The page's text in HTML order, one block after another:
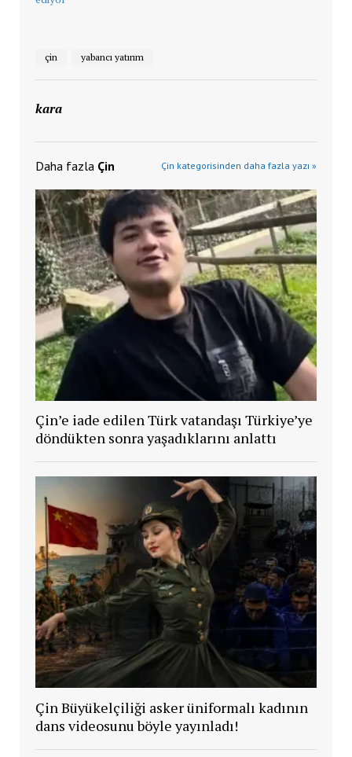
çin yabancı yatırım
kara
Daha fazla Çin Çin kategorisinden daha fazla yazı »
Çin’e iade edilen Türk vatandaşı Türkiye’ye
döndükten sonra yaşadıklarını anlattı
Çin Büyükelçiliği asker üniformalı kadının
dans videosunu böyle yayınladı!